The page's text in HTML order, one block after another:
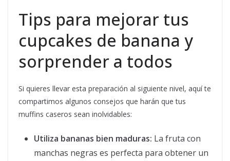
Tips para mejorar tus
cupcakes de banana y
sorprender a todos
Si quieres llevar esta preparación al siguiente nivel, aquí te
compartimos algunos consejos que harán que tus
muffins caseros sean inolvidables:
Utiliza bananas bien maduras: La fruta con
manchas negras es perfecta para obtener un